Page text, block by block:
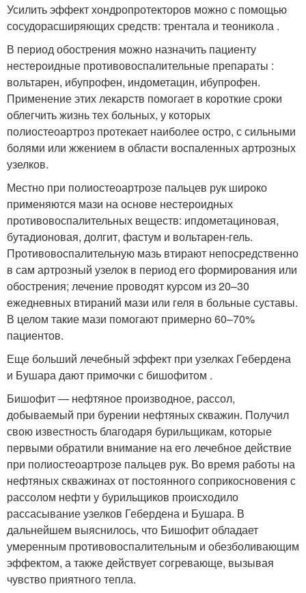
Усилить эффект хондропротекторов можно с помощью
сосудорасширяющих средств: трентала и теоникола .
В период обострения можно назначить пациенту
нестероидные противовоспалительные препараты :
вольтарен, ибупрофен, индометацин, ибупрофен.
Применение этих лекарств помогает в короткие сроки
облегчить жизнь тех больных, у которых
полиостеоартроз протекает наиболее остро, с сильными
болями или жжением в области воспаленных артрозных
узелков.
Местно при полиостеоартрозе пальцев рук широко
применяются мази на основе нестероидных
противовоспалительных веществ: ипдометациновая,
бутадионовая, долгит, фастум и вольтарен-гель.
Противовоспалительную мазь втирают непосредственно
в сам артрозный узелок в период его формирования или
обострения; лечение проводят курсом из 20–30
ежедневных втираний мази или геля в больные суставы.
В целом такие мази помогают примерно 60–70%
пациентов.
Еще больший лечебный эффект при узелках Гебердена
и Бушара дают примочки с бишофитом .
Бишофит — нефтяное производное, рассол,
добываемый при бурении нефтяных скважин. Получил
свою известность благодаря бурильщикам, которые
первыми обратили внимание на его лечебное действие
при полиостеоартрозе пальцев рук. Во время работы на
нефтяных скважинах от постоянного соприкосновения с
рассолом нефти у бурильщиков происходило
рассасывание узелков Гебердена и Бушара. В
дальнейшем выяснилось, что Бишофит обладает
умеренным противовоспалительным и обезболивающим
эффектом, а также действует согревающе, вызывая
чувство приятного тепла.